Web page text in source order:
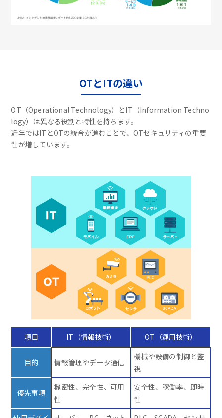
OTとITの違い
OT（Operational Technology）とIT（Information Techno
logy）は異なる役割と特性を持ちます。
近年ではITとOTの統合が進むことで、OTセキュリティの重要
性が増しています。
項目 IT（情報技術） OT（運用技術）
目的 情報管理やデータ通信
機械や設備の制御と監
視
優先事項
機密性、完全性、可用
性
安全性、稼働率、即時
性